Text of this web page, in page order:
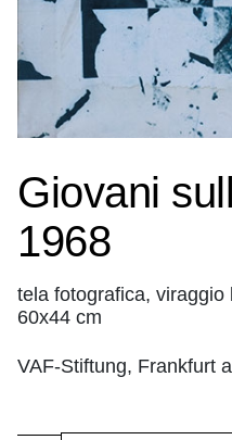
Giovani
1968
tela fotografica, viraggio
60x44 cm
VAF-Stiftung, Frankfurt